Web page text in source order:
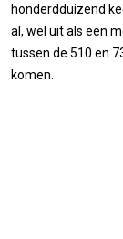
honderdduizend
al, wel uit als een
tussen de 510 en
komen.